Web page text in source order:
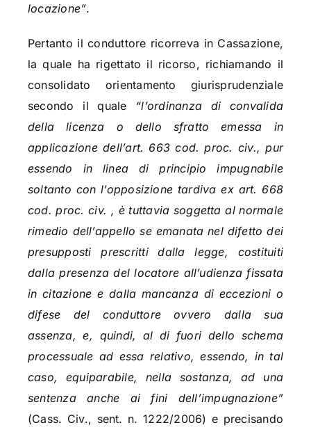
locazione”.
Pertanto il conduttore ricorreva in Cassazione,
la quale ha rigettato il ricorso, richiamando il
consolidato orientamento giurisprudenziale
secondo il quale “l’ordinanza di convalida
della licenza o dello sfratto emessa in
applicazione dell’art. 663 cod. proc. civ., pur
essendo in linea di principio impugnabile
soltanto con l’opposizione tardiva ex art. 668
cod. proc. civ. , è tuttavia soggetta al normale
rimedio dell’appello se emanata nel difetto dei
presupposti prescritti dalla legge, costituiti
dalla presenza del locatore all’udienza fissata
in citazione e dalla mancanza di eccezioni o
difese del conduttore ovvero dalla sua
assenza, e, quindi, al di fuori dello schema
processuale ad essa relativo, essendo, in tal
caso, equiparabile, nella sostanza, ad una
sentenza anche ai fini dell’impugnazione”
(Cass. Civ., sent. n. 1222/2006) e precisando